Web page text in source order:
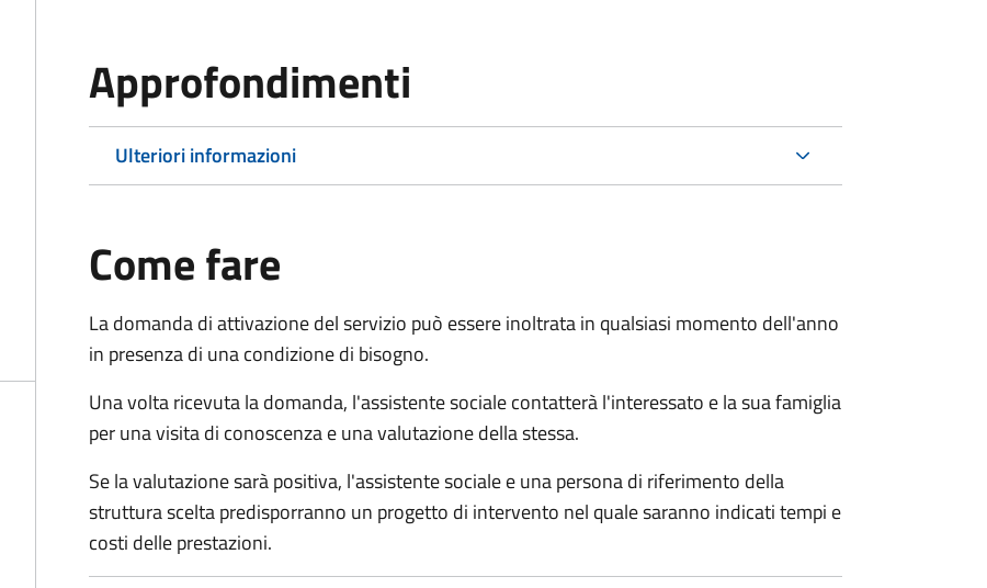
Approfondimenti
Ulteriori informazioni
Come fare
La domanda di attivazione del servizio può essere inoltrata in qualsiasi momento dell'anno
in presenza di una condizione di bisogno.
Una volta ricevuta la domanda, l'assistente sociale contatterà l'interessato e la sua famiglia
per una visita di conoscenza e una valutazione della stessa.
Se la valutazione sarà positiva, l'assistente sociale e una persona di riferimento della
struttura scelta predisporranno un progetto di intervento nel quale saranno indicati tempi e
costi delle prestazioni.